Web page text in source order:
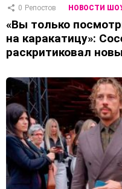
0 Репостов НОВОСТИ
«Вы только
на каракатицу»:
раскритиковал